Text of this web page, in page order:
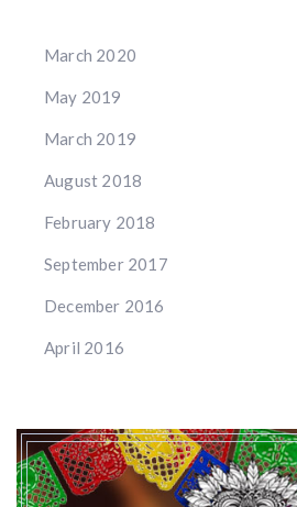
March 2020
May 2019
March 2019
August 2018
February 2018
September 2017
December 2016
April 2016